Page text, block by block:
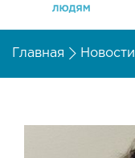
Главная Новости